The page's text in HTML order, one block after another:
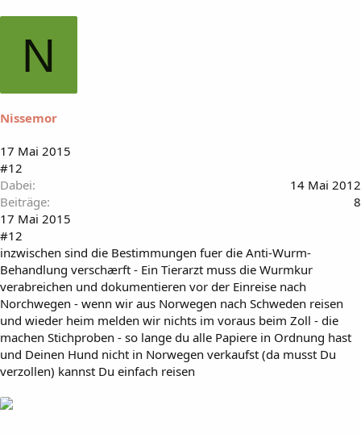
N
Nissemor
17 Mai 2015
#12
Dabei
14 Mai 2012
Beiträge
8
17 Mai 2015
#12
inzwischen sind die Bestimmungen fuer die Anti-Wurm-
Behandlung verschærft - Ein Tierarzt muss die Wurmkur
verabreichen und dokumentieren vor der Einreise nach
Norchwegen - wenn wir aus Norwegen nach Schweden reisen
und wieder heim melden wir nichts im voraus beim Zoll - die
machen Stichproben - so lange du alle Papiere in Ordnung hast
und Deinen Hund nicht in Norwegen verkaufst (da musst Du
verzollen) kannst Du einfach reisen